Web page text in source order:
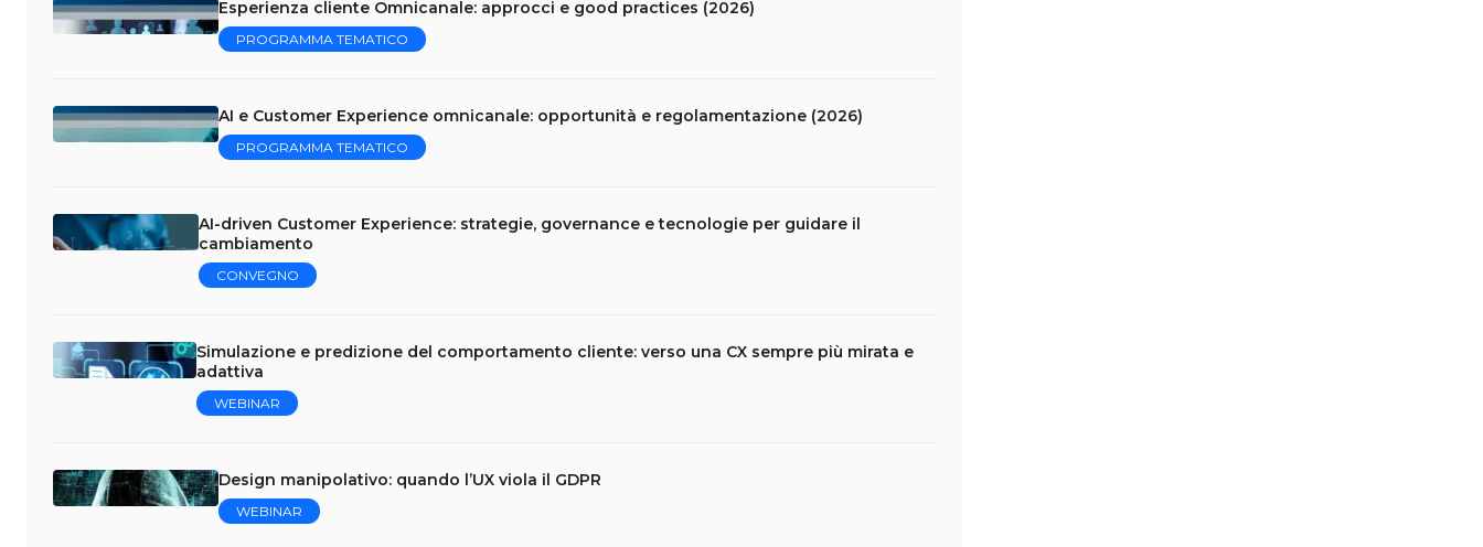
Esperienza cliente Omnicanale: approcci e good practices (2026)
PROGRAMMA TEMATICO
AI e Customer Experience omnicanale: opportunità e regolamentazione (2026)
PROGRAMMA TEMATICO
AI-driven Customer Experience: strategie, governance e tecnologie per guidare il
cambiamento
CONVEGNO
Simulazione e predizione del comportamento cliente: verso una CX sempre più mirata e
adattiva
WEBINAR
Design manipolativo: quando l’UX viola il GDPR
WEBINAR